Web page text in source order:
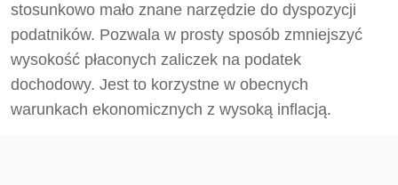
stosunkowo mało znane narzędzie do dyspozycji
podatników. Pozwala w prosty sposób zmniejszyć
wysokość płaconych zaliczek na podatek
dochodowy. Jest to korzystne w obecnych
warunkach ekonomicznych z wysoką inflacją.